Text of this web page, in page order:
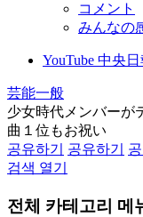
コメント
みんなの
YouTube 中央
芸能一般
少女時代メンバー
曲１位もお祝い
공유하기
공유하기
검색 열기
전체 카테고리 메